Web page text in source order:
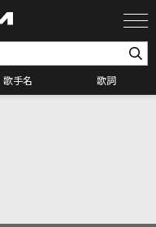
歌手名 歌詞